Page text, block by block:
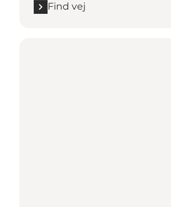
Find vej